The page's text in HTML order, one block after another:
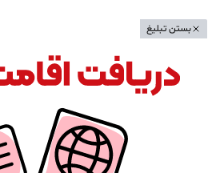
بستن تبلیغ